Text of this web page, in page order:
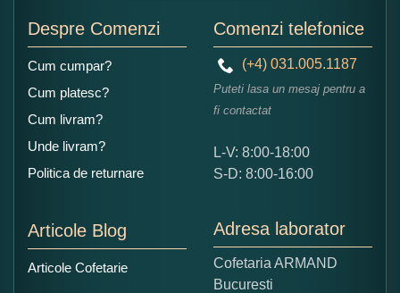
Ce nota acordati acestui produs?
5
Copiati alaturi numarul din imagine:
Despre Comenzi
Cum cumpar?
Cum platesc?
Cum livram?
Unde livram?
Politica de returnare
Articole Blog
Articole Cofetarie
Comenzi telefonice
(+4) 031.005.1187
Puteti lasa un mesaj pentru a
fi contactat
L-V: 8:00-18:00
S-D: 8:00-16:00
Adresa laborator
Cofetaria ARMAND
Bucuresti